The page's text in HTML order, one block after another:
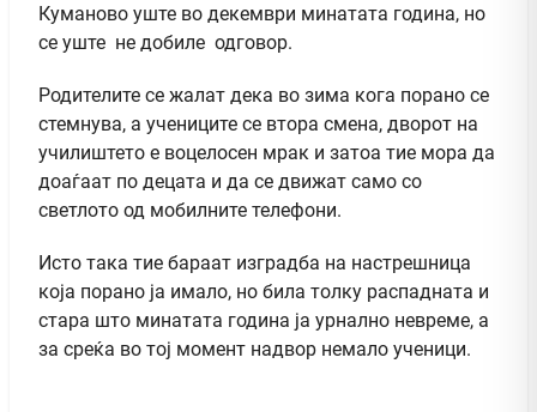
Куманово уште во декември минатата година, но
се уште не добиле одговор.
Родителите се жалат дека во зима кога порано се
стемнува, а учениците се втора смена, дворот на
училиштето е воцелосен мрак и затоа тие мора да
доаѓаат по децата и да се движат само со
светлото од мобилните телефони.
Исто така тие бараат изградба на настрешница
која порано ја имало, но била толку распадната и
стара што минатата година ја урнално невреме, а
за среќа во тој момент надвор немало ученици.